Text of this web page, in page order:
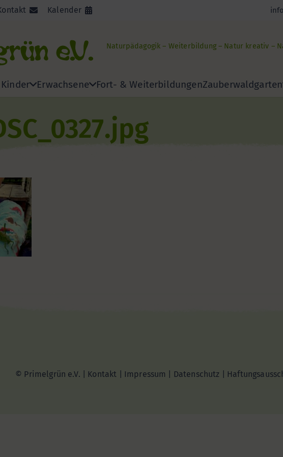
Kalender
Naturpädagogik – Weiterbildung – Natur kreativ –
Kinder Erwachsene Fort- & WeiterbildungenZauberwaldgarten
© Primelgrün e.V. | Kontakt Impressum Datenschutz